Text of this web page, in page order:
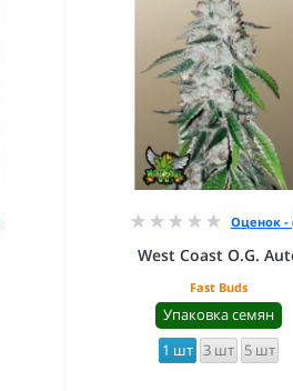
Оценок -
West Coast O.G.
Fast Buds
Упаковка семян
1 шт 3 шт 5 шт